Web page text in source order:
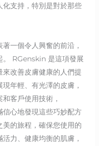
支持，特別是對於那些
一個令人興奮的前沿，
。 RGenskin 是這項發展
改善皮膚健康的人們提
年輕、有光澤的皮膚，
客戶使用技術，
心地發現這些巧妙配方
的旅程，確保您使用的
力、健康均衡的肌膚，